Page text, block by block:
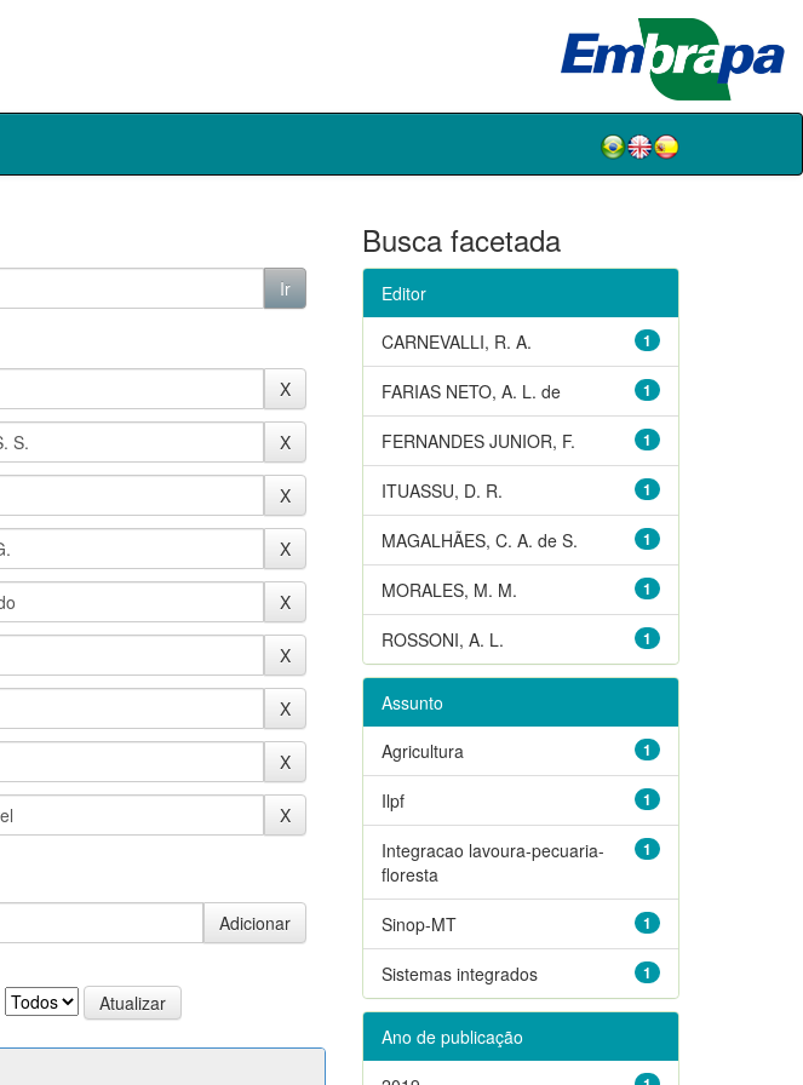
Busca facetada
Editor
1
CARNEVALLI, R. A.
1
FARIAS NETO, A. L. de
1
FERNANDES JUNIOR, F.
1
ITUASSU, D. R.
1
MAGALHÃES, C. A. de S.
1
MORALES, M. M.
1
ROSSONI, A. L.
Assunto
1
Agricultura
1
Ilpf
1
Integracao lavoura-pecuaria-
floresta
1
Sinop-MT
1
Sistemas integrados
Ano de publicação